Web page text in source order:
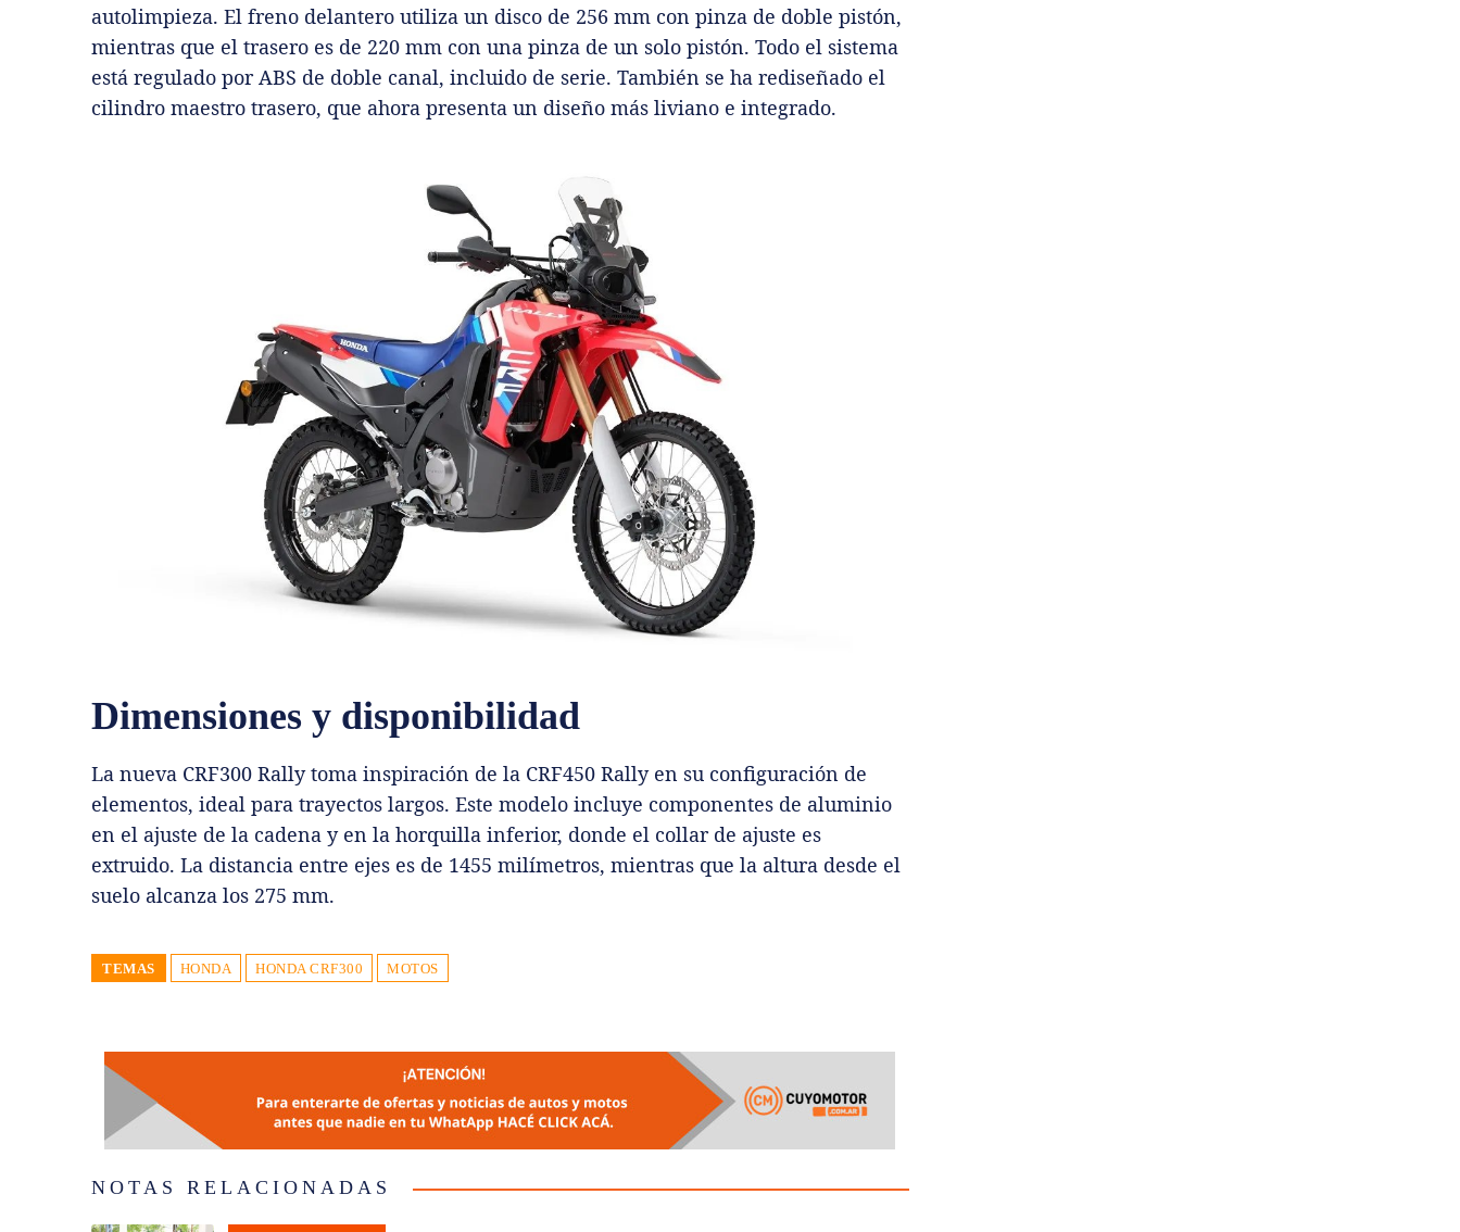
autolimpieza. El freno delantero utiliza un disco de 256 mm con pinza de doble pistón,
mientras que el trasero es de 220 mm con una pinza de un solo pistón. Todo el sistema
está regulado por ABS de doble canal, incluido de serie. También se ha rediseñado el
cilindro maestro trasero, que ahora presenta un diseño más liviano e integrado.
Dimensiones y disponibilidad
La nueva CRF300 Rally toma inspiración de la CRF450 Rally en su configuración de
elementos, ideal para trayectos largos. Este modelo incluye componentes de aluminio
en el ajuste de la cadena y en la horquilla inferior, donde el collar de ajuste es
extruido. La distancia entre ejes es de 1455 milímetros, mientras que la altura desde el
suelo alcanza los 275 mm.
TEMAS HONDA HONDA CRF300 MOTOS
NOTAS RELACIONADAS